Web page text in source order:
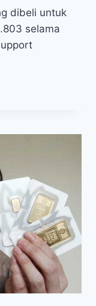
dibeli untuk
selama